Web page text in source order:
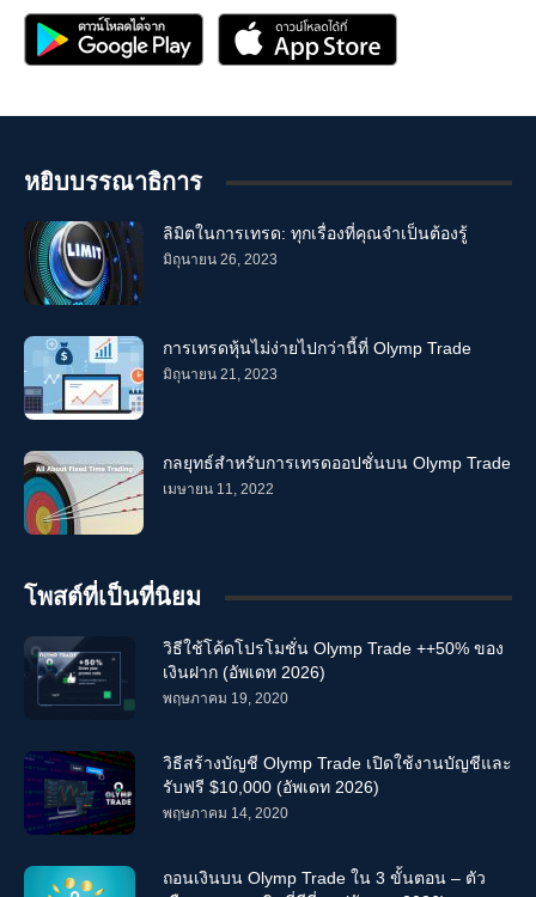
หยิบบรรณาธิการ
ลิมิตในการเทรด: ทุกเรื่องที่คุณจำเป็นต้องรู้
มิถุนายน 26, 2023
การเทรดหุ้นไม่ง่ายไปกว่านี้ที่ Olymp Trade
มิถุนายน 21, 2023
กลยุทธ์สำหรับการเทรดออปชั่นบน Olymp Trade
เมษายน 11, 2022
โพสต์ที่เป็นที่นิยม
วิธีใช้โค้ดโปรโมชั่น Olymp Trade ++50% ของ
เงินฝาก (อัพเดท 2026)
พฤษภาคม 19, 2020
วิธีสร้างบัญชี Olymp Trade เปิดใช้งานบัญชีและ
รับฟรี $10,000 (อัพเดท 2026)
พฤษภาคม 14, 2020
ถอนเงินบน Olymp Trade ใน 3 ขั้นตอน – ตัว